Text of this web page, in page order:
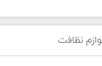
نظافت